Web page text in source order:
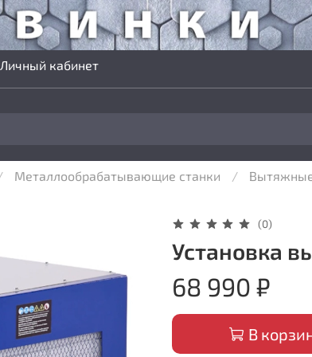
Личный кабинет
Металлообрабатывающие станки
(0)
Установка
68 990 ₽
В